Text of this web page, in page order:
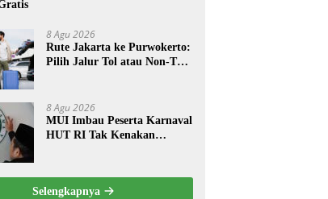
8 Agu 2026
Rute Jakarta ke Purwokerto:
Pilih Jalur Tol atau Non-Tol,
8 Agu 2026
MUI Imbau Peserta Karnaval
HUT RI Tak Kenakan
Selengkapnya